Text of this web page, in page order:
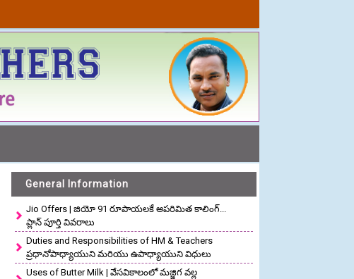
General Information
Jio Offers | జియో 91 రూపాయలకే అపరిమిత కాలింగ్...
ప్లాన్ పూర్తి వివరాలు
Duties and Responsibilities of HM & Teachers
ప్రధానోపాధ్యాయుని మరియు ఉపాధ్యాయుని విధులు
Uses of Butter Milk | వేసవికాలంలో మజ్జిగ వల్ల